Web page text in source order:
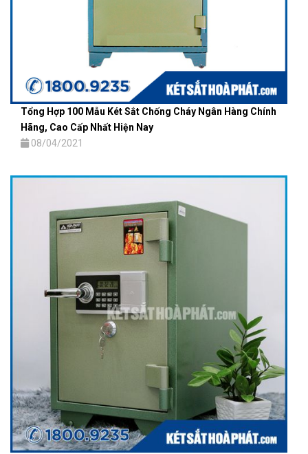
Tổng Hợp 100 Mẫu Két Sắt Chống Cháy Ngân Hàng Chính
Hãng, Cao Cấp Nhất Hiện Nay
08/04/2021